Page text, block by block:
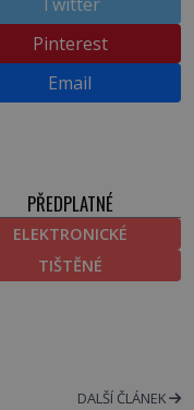
Pinterest
Email
PŘEDPLATNÉ
ELEKTRONICKÉ
TIŠTĚNÉ
DALŠÍ ČLÁNEK